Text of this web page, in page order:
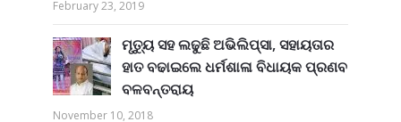
February 23, 2019
ମୃତ୍ୟୁ ସହ ଲଢୁଛି ଅଭିଲିପ୍ସା, ସହାୟତାର
ହାତ ବଢାଇଲେ ଧର୍ମଶାଳା ବିଧାୟକ ପ୍ରଣବ
ବଳବନ୍ତରାୟ
November 10, 2018